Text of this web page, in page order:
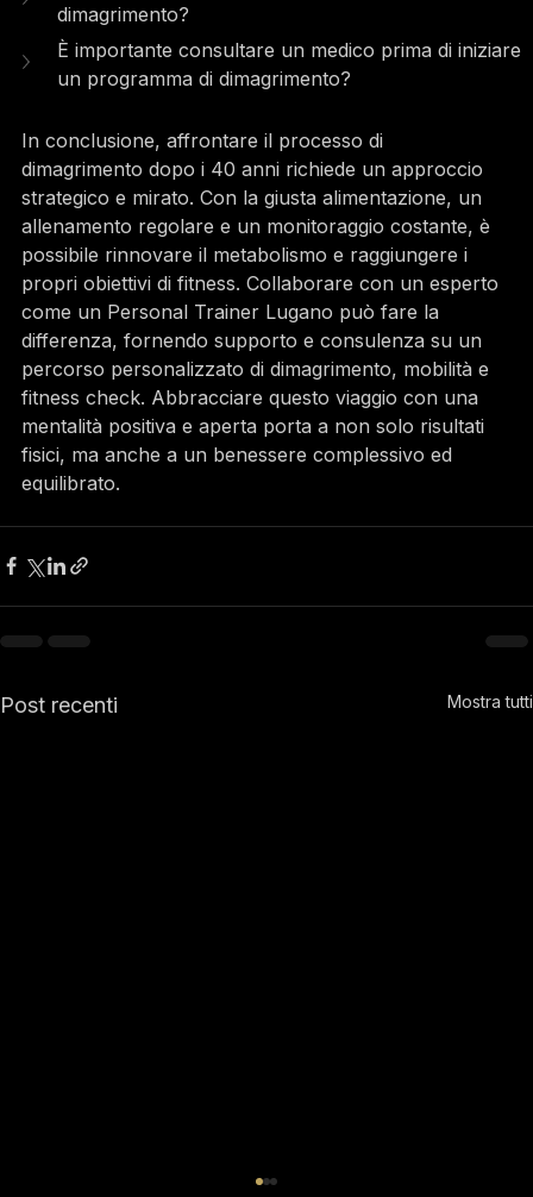
dimagrimento?
È importante consultare un medico prima di iniziare
un programma di dimagrimento?
In conclusione, affrontare il processo di
dimagrimento dopo i 40 anni richiede un approccio
strategico e mirato. Con la giusta alimentazione, un
allenamento regolare e un monitoraggio costante, è
possibile rinnovare il metabolismo e raggiungere i
propri obiettivi di fitness. Collaborare con un esperto
come un Personal Trainer Lugano può fare la
differenza, fornendo supporto e consulenza su un
percorso personalizzato di dimagrimento, mobilità e
fitness check. Abbracciare questo viaggio con una
mentalità positiva e aperta porta a non solo risultati
fisici, ma anche a un benessere complessivo ed
equilibrato.
Post recenti Mostra tutti